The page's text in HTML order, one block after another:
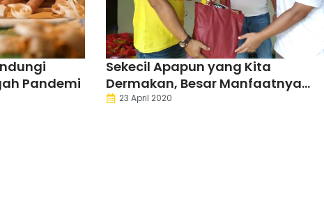
Pandemi
Sekecil Apapun yang Kita
Dermakan, Besar Manfaatnya
Bagi yang Membutuhkan
23 April 2020